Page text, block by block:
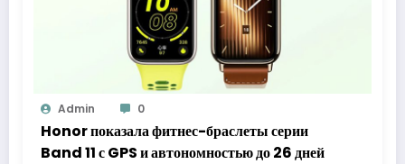
Admin 0
Honor показала фитнес-браслеты серии
Band 11 с GPS и автономностью до 26 дней